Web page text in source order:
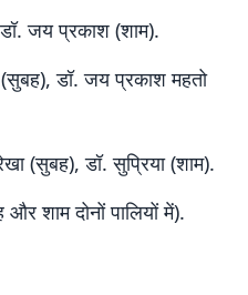
जय प्रकाश (शाम).
डॉ. जय प्रकाश महतो
(सुबह), डॉ. सुप्रिया (शाम).
शाम दोनों पालियों में).